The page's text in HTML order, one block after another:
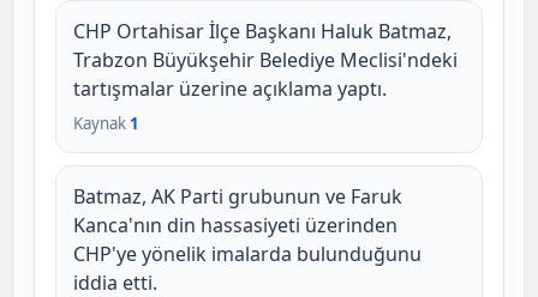
CHP Ortahisar İlçe Başkanı Haluk Batmaz,
Trabzon Büyükşehir Belediye Meclisi'ndeki
tartışmalar üzerine açıklama yaptı.
Kaynak 1
Batmaz, AK Parti grubunun ve Faruk
Kanca'nın din hassasiyeti üzerinden
CHP'ye yönelik imalarda bulunduğunu
iddia etti.